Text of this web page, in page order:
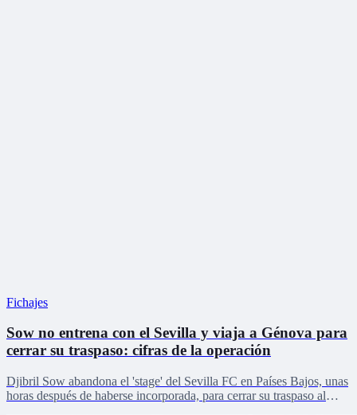
Fichajes
Sow no entrena con el Sevilla y viaja a Génova para
cerrar su traspaso: cifras de la operación
Djibril Sow abandona el 'stage' del Sevilla FC en Países Bajos, unas
horas después de haberse incorporada, para cerrar su traspaso al